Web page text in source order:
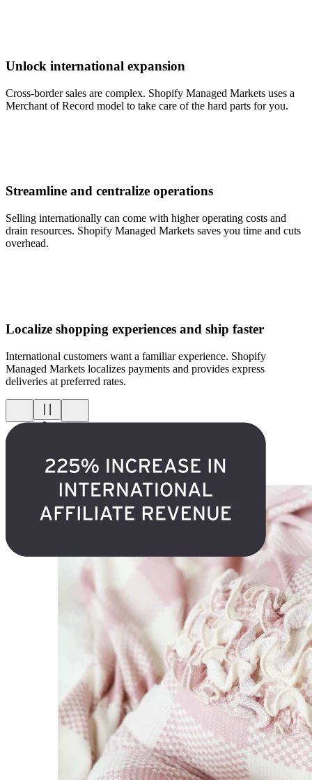
Unlock international expansion
Cross-border sales are complex. Shopify Managed Markets uses a
Merchant of Record model to take care of the hard parts for you.
Streamline and centralize operations
Selling internationally can come with higher operating costs and
drain resources. Shopify Managed Markets saves you time and cuts
overhead.
Localize shopping experiences and ship faster
International customers want a familiar experience. Shopify
Managed Markets localizes payments and provides express
deliveries at preferred rates.